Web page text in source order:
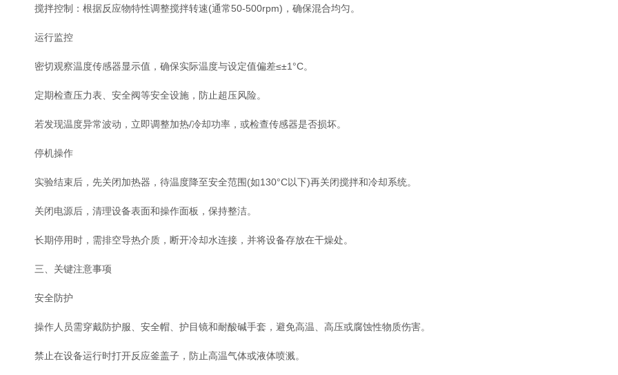
搅拌控制：根据反应物特性调整搅拌转速(通常50-500rpm)，确保混合均匀。
运行监控
密切观察温度传感器显示值，确保实际温度与设定值偏差≤±1°C。
定期检查压力表、安全阀等安全设施，防止超压风险。
若发现温度异常波动，立即调整加热/冷却功率，或检查传感器是否损坏。
停机操作
实验结束后，先关闭加热器，待温度降至安全范围(如130°C以下)再关闭搅拌和冷却系统。
关闭电源后，清理设备表面和操作面板，保持整洁。
长期停用时，需排空导热介质，断开冷却水连接，并将设备存放在干燥处。
三、关键注意事项
安全防护
操作人员需穿戴防护服、安全帽、护目镜和耐酸碱手套，避免高温、高压或腐蚀性物质伤害。
禁止在设备运行时打开反应釜盖子，防止高温气体或液体喷溅。